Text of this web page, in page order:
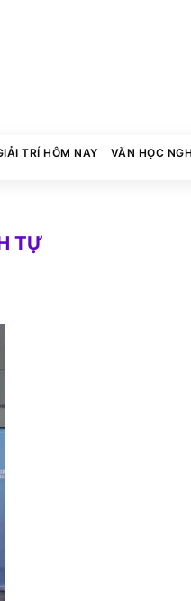
TRÍ HÔM NAY VĂN HỌC
TỰ